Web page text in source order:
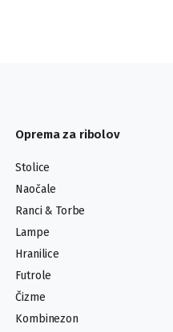
Oprema za ribolov
Stolice
Naočale
Ranci & Torbe
Lampe
Hranilice
Futrole
Čizme
Kombinezon